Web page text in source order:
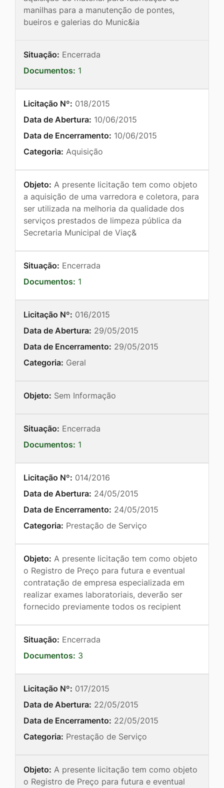
manilhas para a manutenção de pontes,
bueiros e galerias do Munic&ia
Situação: Encerrada
Documentos: 1
Licitação Nº: 018/2015
Data de Abertura: 10/06/2015
Data de Encerramento: 10/06/2015
Categoria: Aquisição
Objeto: A presente licitação tem como objeto
a aquisição de uma varredora e coletora, para
ser utilizada na melhoria da qualidade dos
serviços prestados de limpeza pública da
Secretaria Municipal de Viaç&
Situação: Encerrada
Documentos: 1
Licitação Nº: 016/2015
Data de Abertura: 29/05/2015
Data de Encerramento: 29/05/2015
Categoria: Geral
Objeto: Sem Informação
Situação: Encerrada
Documentos: 1
Licitação Nº: 014/2016
Data de Abertura: 24/05/2015
Data de Encerramento: 24/05/2015
Categoria: Prestação de Serviço
Objeto: A presente licitação tem como objeto
o Registro de Preço para futura e eventual
contratação de empresa especializada em
realizar exames laboratoriais, deverão ser
fornecido previamente todos os recipient
Situação: Encerrada
Documentos: 3
Licitação Nº: 017/2015
Data de Abertura: 22/05/2015
Data de Encerramento: 22/05/2015
Categoria: Prestação de Serviço
Objeto: A presente licitação tem como objeto
o Registro de Preço para futura e eventual